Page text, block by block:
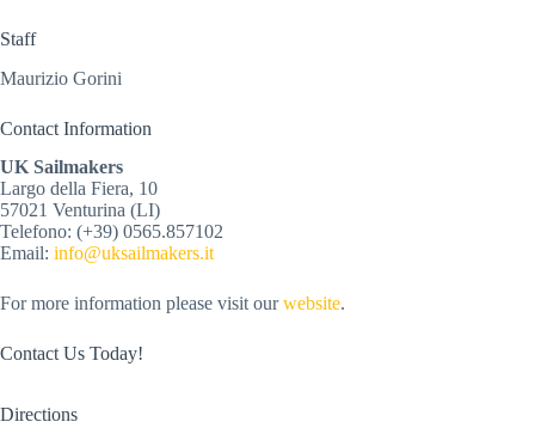
Staff
Maurizio Gorini
Contact Information
UK Sailmakers
Largo della Fiera, 10
57021 Venturina (LI)
Telefono: (+39) 0565.857102
Email: info@uksailmakers.it
For more information please visit our website.
Contact Us Today!
Directions